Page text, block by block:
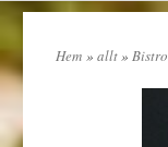
Hem » allt» Bistro